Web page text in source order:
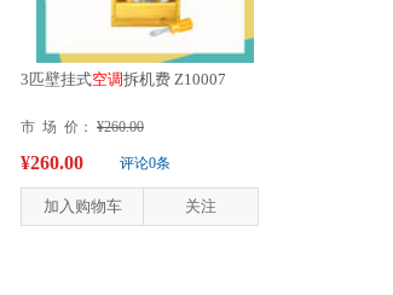
3匹壁挂式空调拆机费 Z10007
市 场 价： ¥260.00
评论0条
¥260.00
加入购物车 关注